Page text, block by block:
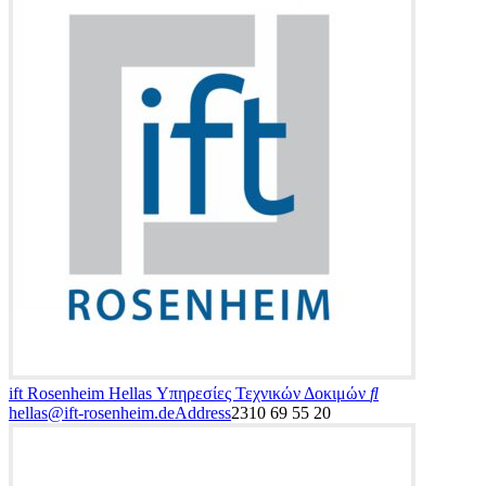
ift Rosenheim Hellas Υπηρεσίες Τεχνικών Δοκιμών
hellas@ift-rosenheim.deAddress2310 69 55 20